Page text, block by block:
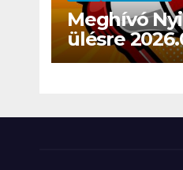
Meghívó
ülésre